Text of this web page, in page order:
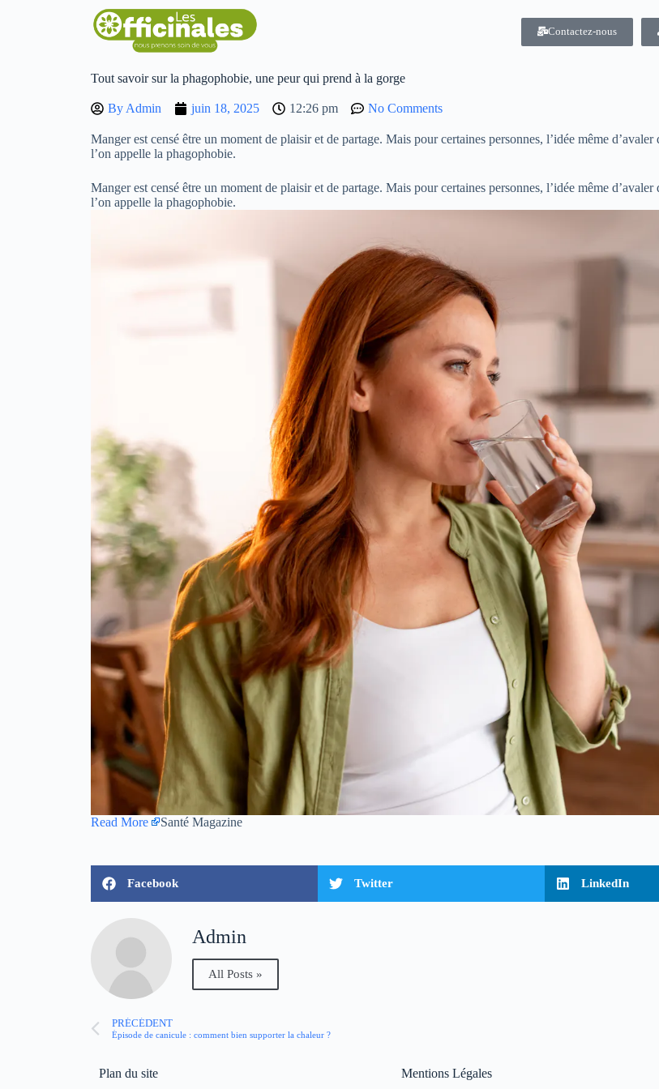
Contactez-nous
Tout savoir sur la phagophobie, une peur qui prend à la gorge
By Admin juin 18, 2025 12:26 pm No Comments
Manger est censé être un moment de plaisir et de partage. Mais pour certaines personnes, l’idée même
l’on appelle la phagophobie.
Manger est censé être un moment de plaisir et de partage. Mais pour certaines personnes, l’idée même
l’on appelle la phagophobie.
Read More Santé Magazine
Facebook Twitter LinkedIn
Admin
All Posts »
PRÉCÉDENT
Épisode de canicule : comment bien supporter la chaleur ?
Plan du site Mentions Légales